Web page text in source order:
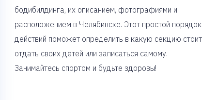
бодибилдинга, их описанием, фотографиями и
расположением в Челябинске. Этот простой порядок
действий поможет определить в какую секцию стоит
отдать своих детей или записаться самому.
Занимайтесь спортом и будьте здоровы!